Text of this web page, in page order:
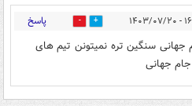
۲۰ 0 پاسخ
سنگین تره نمیتونن تیم های
جهانی